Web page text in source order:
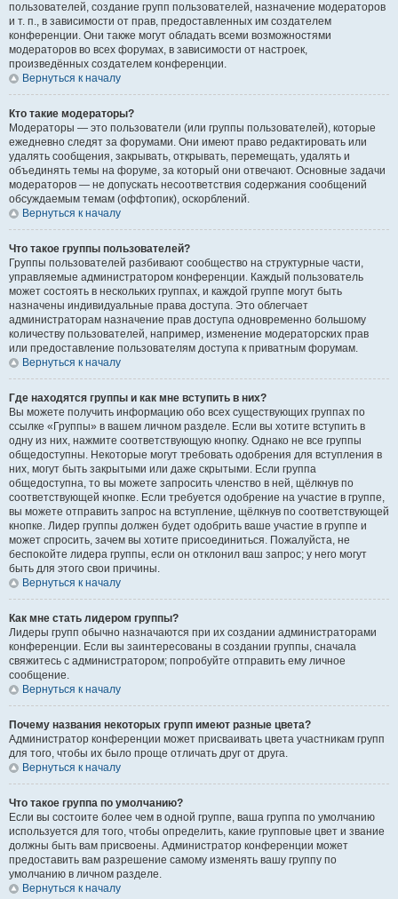
пользователей, создание групп пользователей, назначение модераторов
и т. п., в зависимости от прав, предоставленных им создателем
конференции. Они также могут обладать всеми возможностями
модераторов во всех форумах, в зависимости от настроек,
произведённых создателем конференции.
Вернуться к началу
Кто такие модераторы?
Модераторы — это пользователи (или группы пользователей), которые
ежедневно следят за форумами. Они имеют право редактировать или
удалять сообщения, закрывать, открывать, перемещать, удалять и
объединять темы на форуме, за который они отвечают. Основные задачи
модераторов — не допускать несоответствия содержания сообщений
обсуждаемым темам (оффтопик), оскорблений.
Вернуться к началу
Что такое группы пользователей?
Группы пользователей разбивают сообщество на структурные части,
управляемые администратором конференции. Каждый пользователь
может состоять в нескольких группах, и каждой группе могут быть
назначены индивидуальные права доступа. Это облегчает
администраторам назначение прав доступа одновременно большому
количеству пользователей, например, изменение модераторских прав
или предоставление пользователям доступа к приватным форумам.
Вернуться к началу
Где находятся группы и как мне вступить в них?
Вы можете получить информацию обо всех существующих группах по
ссылке «Группы» в вашем личном разделе. Если вы хотите вступить в
одну из них, нажмите соответствующую кнопку. Однако не все группы
общедоступны. Некоторые могут требовать одобрения для вступления в
них, могут быть закрытыми или даже скрытыми. Если группа
общедоступна, то вы можете запросить членство в ней, щёлкнув по
соответствующей кнопке. Если требуется одобрение на участие в группе,
вы можете отправить запрос на вступление, щёлкнув по соответствующей
кнопке. Лидер группы должен будет одобрить ваше участие в группе и
может спросить, зачем вы хотите присоединиться. Пожалуйста, не
беспокойте лидера группы, если он отклонил ваш запрос; у него могут
быть для этого свои причины.
Вернуться к началу
Как мне стать лидером группы?
Лидеры групп обычно назначаются при их создании администраторами
конференции. Если вы заинтересованы в создании группы, сначала
свяжитесь с администратором; попробуйте отправить ему личное
сообщение.
Вернуться к началу
Почему названия некоторых групп имеют разные цвета?
Администратор конференции может присваивать цвета участникам групп
для того, чтобы их было проще отличать друг от друга.
Вернуться к началу
Что такое группа по умолчанию?
Если вы состоите более чем в одной группе, ваша группа по умолчанию
используется для того, чтобы определить, какие групповые цвет и звание
должны быть вам присвоены. Администратор конференции может
предоставить вам разрешение самому изменять вашу группу по
умолчанию в личном разделе.
Вернуться к началу